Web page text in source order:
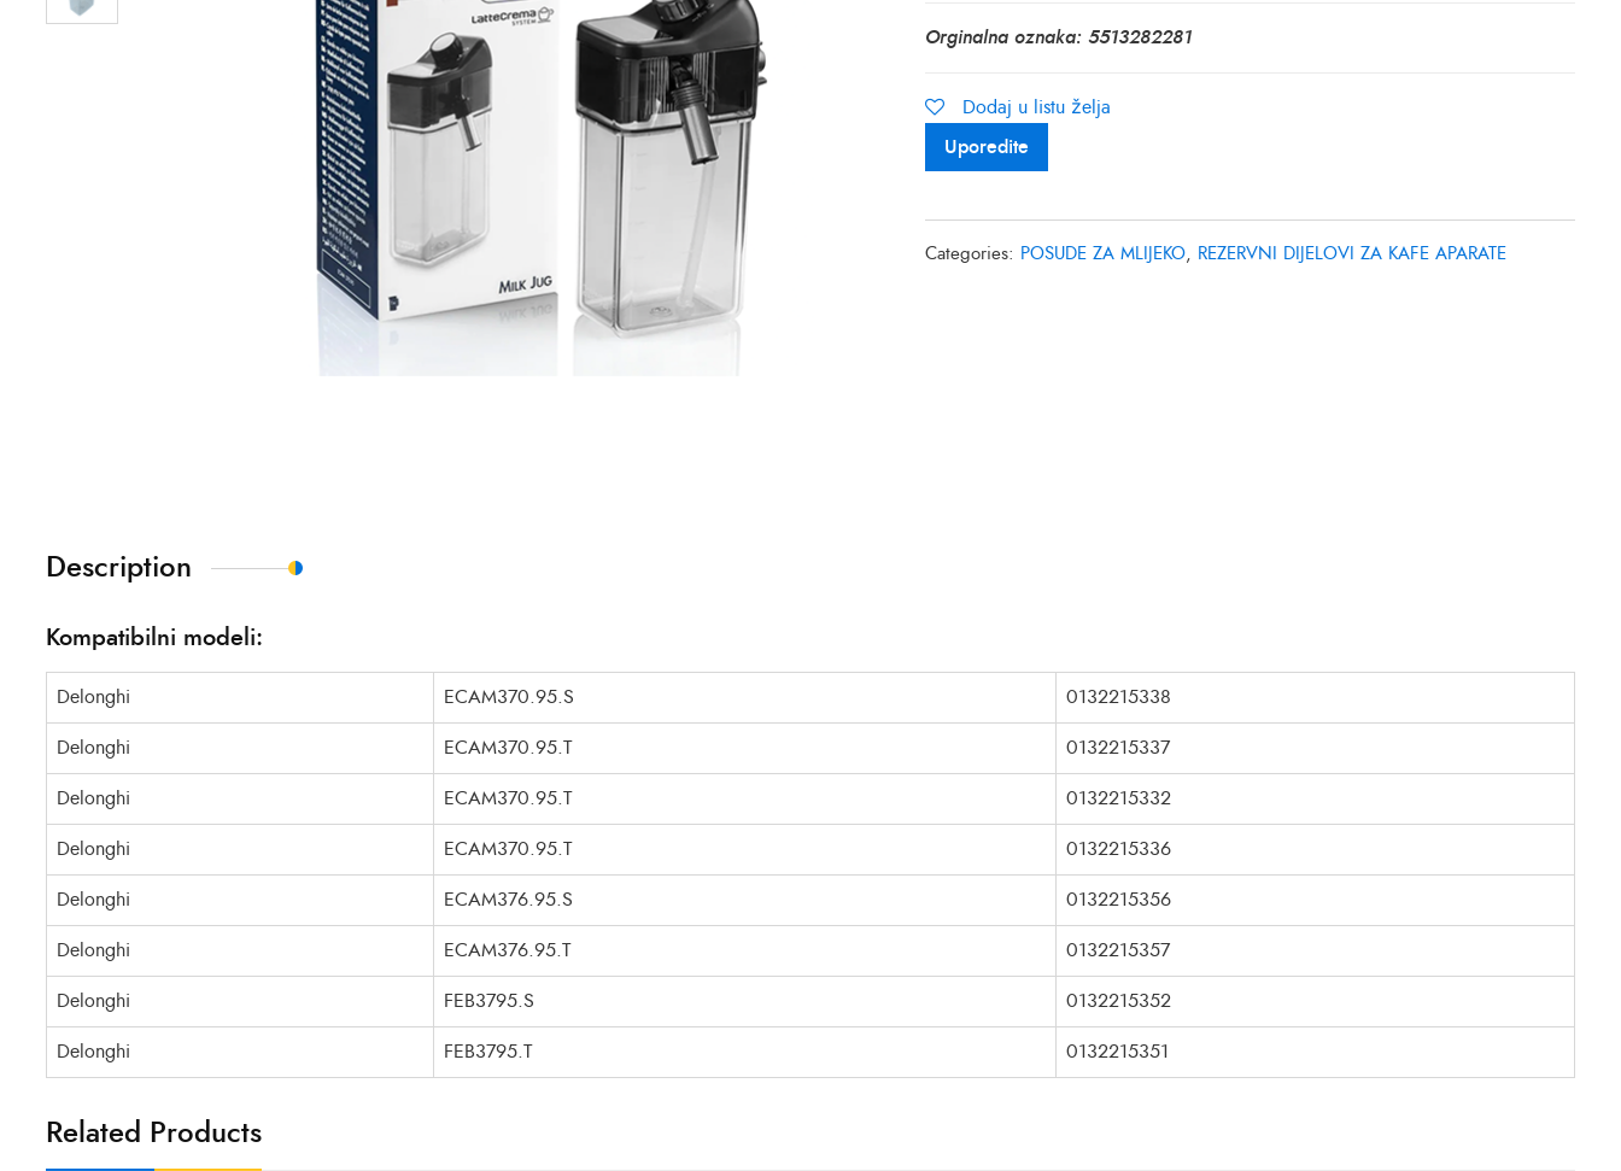
Orginalna oznaka: 5513282281
Dodaj u listu želja
Uporedite
Categories: POSUDE ZA MLIJEKO, REZERVNI DIJELOVI ZA KAFE APARATE
Description
Kompatibilni modeli:
Delonghi ECAM370.95.S 0132215338
Delonghi ECAM370.95.T 0132215337
Delonghi ECAM370.95.T 0132215332
Delonghi ECAM370.95.T 0132215336
Delonghi ECAM376.95.S 0132215356
Delonghi ECAM376.95.T 0132215357
Delonghi FEB3795.S 0132215352
Delonghi FEB3795.T 0132215351
Related Products